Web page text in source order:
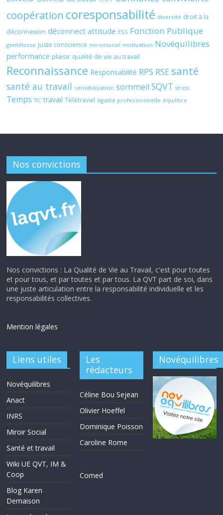
coopération coresponsabilité diversité droit à la
déconnexion déconnect attitude ESS Fonction Publique
gentillesse juste conscience miroirsocial motivation Novéquilibres
performance plaisir qualité de vie au travail
Reconnaissance Responsabilité RPS RSE santé
santé au travail sensibilisation sommeil SQVT stress
Temps TIC travail Télétravail égalité professionnelle équilibre
Nos convictions
Nos convictions : La Qualité de Vie au Travail, c'est pour toutes
et pour tous, et par toutes et par tous. La QVT part de soi, dans
une juste articulation entre la responsabilité individuelle et les
responsabilités collectives.
Mention légales
Liens utiles
Novéquilibres
Anact
INRS
Miroir Social
Santé et travail
Wiki UE QVT, IM &
Coop
Blog Karen
Demaison
Les
rédacteurs
Céline Bou Sejean
Olivier Hoeffel
Dominique Poisson
Caroline Rome
Comed
Novéquilibres